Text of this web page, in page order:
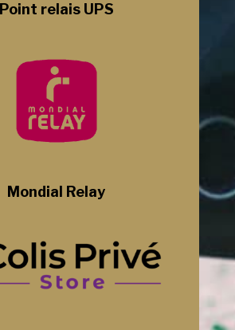
Point relais UPS
Mondial Relay